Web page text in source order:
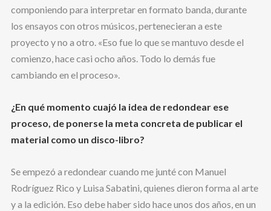
componiendo para interpretar en formato banda, durante
los ensayos con otros músicos, pertenecieran a este
proyecto y no a otro. «Eso fue lo que se mantuvo desde el
comienzo, hace casi ocho años. Todo lo demás fue
cambiando en el proceso».
¿En qué momento cuajó la idea de redondear ese
proceso, de ponerse la meta concreta de publicar el
material como un disco-libro?
Se empezó a redondear cuando me junté con Manuel
Rodríguez Rico y Luisa Sabatini, quienes dieron forma al arte
y a la edición. Eso debe haber sido hace unos dos años, en un